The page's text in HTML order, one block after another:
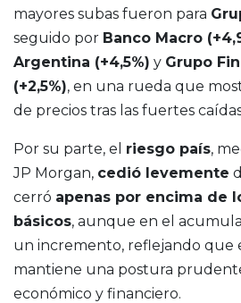
mayores subas fueron para
seguido por Banco Macro
Argentina (+4,5%) y Grupo
(+2,5%), en una rueda que
de precios tras las fuertes
Por su parte, el riesgo país,
JP Morgan, cedió levemente
cerró apenas por encima de
básicos, aunque en el
un incremento, reflejando que
mantiene una postura
económico y financiero.